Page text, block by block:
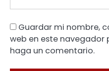
Guardar mi nombre,
web en este navegador
haga un comentario.